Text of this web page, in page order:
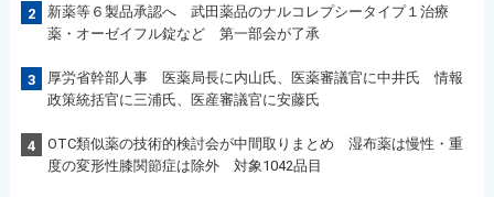
2
新薬等６製品承認へ 武田薬品のナルコレプシータイプ１治療
薬・オーゼイフル錠など 第一部会が了承
3
厚労省幹部人事 医薬局長に内山氏、医薬審議官に中井氏 情報
政策統括官に三浦氏、医産審議官に安藤氏
4
OTC類似薬の技術的検討会が中間取りまとめ 湿布薬は慢性・重
度の変形性膝関節症は除外 対象1042品目